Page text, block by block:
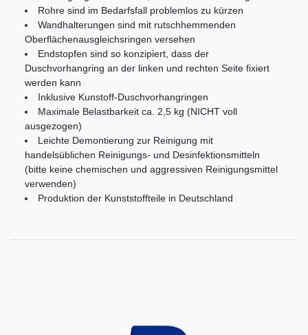
Rohre sind im Bedarfsfall problemlos zu kürzen
Wandhalterungen sind mit rutschhemmenden
Oberflächenausgleichsringen versehen
Endstopfen sind so konzipiert, dass der
Duschvorhangring an der linken und rechten Seite fixiert
werden kann
Inklusive Kunstoff-Duschvorhangringen
Maximale Belastbarkeit ca. 2,5 kg (NICHT voll
ausgezogen)
Leichte Demontierung zur Reinigung mit
handelsüblichen Reinigungs- und Desinfektionsmitteln
(bitte keine chemischen und aggressiven Reinigungsmittel
verwenden)
Produktion der Kunststoffteile in Deutschland